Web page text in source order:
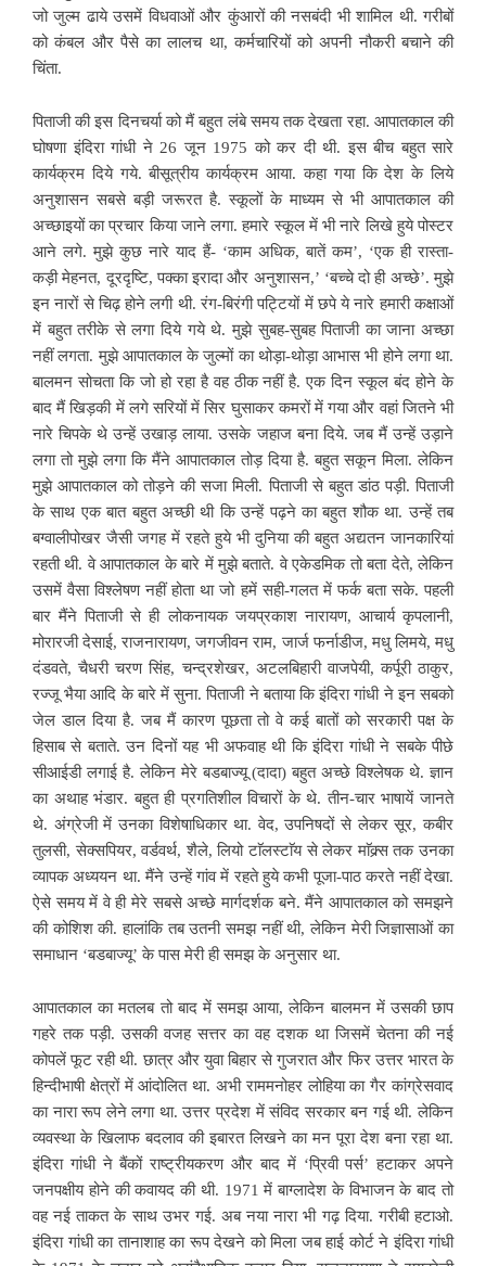
जो जुल्म ढाये उसमें विधवाओं और कुंआरों की नसबंदी भी शामिल थी. गरीबों
को कंबल और पैसे का लालच था, कर्मचारियों को अपनी नौकरी बचाने की
चिंता.
पिताजी की इस दिनचर्या को मैं बहुत लंबे समय तक देखता रहा. आपातकाल की
घोषणा इंदिरा गांधी ने 26 जून 1975 को कर दी थी. इस बीच बहुत सारे
कार्यक्रम दिये गये. बीसूत्रीय कार्यक्रम आया. कहा गया कि देश के लिये
अनुशासन सबसे बड़ी जरूरत है. स्कूलों के माध्यम से भी आपातकाल की
अच्छाइयों का प्रचार किया जाने लगा. हमारे स्कूल में भी नारे लिखे हुये पोस्टर
आने लगे. मुझे कुछ नारे याद हैं- ‘काम अधिक, बातें कम’, ‘एक ही रास्ता-
कड़ी मेहनत, दूरदृष्टि, पक्का इरादा और अनुशासन,’ ‘बच्चे दो ही अच्छे’. मुझे
इन नारों से चिढ़ होने लगी थी. रंग-बिरंगी पट्टियों में छपे ये नारे हमारी कक्षाओं
में बहुत तरीके से लगा दिये गये थे. मुझे सुबह-सुबह पिताजी का जाना अच्छा
नहीं लगता. मुझे आपातकाल के जुल्मों का थोड़ा-थोड़ा आभास भी होने लगा था.
बालमन सोचता कि जो हो रहा है वह ठीक नहीं है. एक दिन स्कूल बंद होने के
बाद मैं खिड़की में लगे सरियों में सिर घुसाकर कमरों में गया और वहां जितने भी
नारे चिपके थे उन्हें उखाड़ लाया. उसके जहाज बना दिये. जब मैं उन्हें उड़ाने
लगा तो मुझे लगा कि मैंने आपातकाल तोड़ दिया है. बहुत सकून मिला. लेकिन
मुझे आपातकाल को तोड़ने की सजा मिली. पिताजी से बहुत डांठ पड़ी. पिताजी
के साथ एक बात बहुत अच्छी थी कि उन्हें पढ़ने का बहुत शौक था. उन्हें तब
बग्वालीपोखर जैसी जगह में रहते हुये भी दुनिया की बहुत अद्यतन जानकारियां
रहती थी. वे आपातकाल के बारे में मुझे बताते. वे एकेडमिक तो बता देते, लेकिन
उसमें वैसा विश्लेषण नहीं होता था जो हमें सही-गलत में फर्क बता सके. पहली
बार मैंने पिताजी से ही लोकनायक जयप्रकाश नारायण, आचार्य कृपलानी,
मोरारजी देसाई, राजनारायण, जगजीवन राम, जार्ज फर्नाडीज, मधु लिमये, मधु
दंडवते, चैधरी चरण सिंह, चन्द्रशेखर, अटलबिहारी वाजपेयी, कर्पूरी ठाकुर,
रज्जू भैया आदि के बारे में सुना. पिताजी ने बताया कि इंदिरा गांधी ने इन सबको
जेल डाल दिया है. जब मैं कारण पूछता तो वे कई बातों को सरकारी पक्ष के
हिसाब से बताते. उन दिनों यह भी अफवाह थी कि इंदिरा गांधी ने सबके पीछे
सीआईडी लगाई है. लेकिन मेरे बडबाज्यू (दादा) बहुत अच्छे विश्लेषक थे. ज्ञान
का अथाह भंडार. बहुत ही प्रगतिशील विचारों के थे. तीन-चार भाषायें जानते
थे. अंग्रेजी में उनका विशेषाधिकार था. वेद, उपनिषदों से लेकर सूर, कबीर
तुलसी, सेक्सपियर, वर्डवर्थ, शैले, लियो टाॅलस्टाॅय से लेकर माॅक्र्स तक उनका
व्यापक अध्ययन था. मैंने उन्हें गांव में रहते हुये कभी पूजा-पाठ करते नहीं देखा.
ऐसे समय में वे ही मेरे सबसे अच्छे मार्गदर्शक बने. मैंने आपातकाल को समझने
की कोशिश की. हालांकि तब उतनी समझ नहीं थी, लेकिन मेरी जिज्ञासाओं का
समाधान ‘बडबाज्यू’ के पास मेरी ही समझ के अनुसार था.
आपातकाल का मतलब तो बाद में समझ आया, लेकिन बालमन में उसकी छाप
गहरे तक पड़ी. उसकी वजह सत्तर का वह दशक था जिसमें चेतना की नई
कोपलें फूट रही थी. छात्र और युवा बिहार से गुजरात और फिर उत्तर भारत के
हिन्दीभाषी क्षेत्रों में आंदोलित था. अभी राममनोहर लोहिया का गैर कांग्रेसवाद
का नारा रूप लेने लगा था. उत्तर प्रदेश में संविद सरकार बन गई थी. लेकिन
व्यवस्था के खिलाफ बदलाव की इबारत लिखने का मन पूरा देश बना रहा था.
इंदिरा गांधी ने बैंकों राष्ट्रीयकरण और बाद में ‘प्रिवी पर्स’ हटाकर अपने
जनपक्षीय होने की कवायद की थी. 1971 में बाग्लादेश के विभाजन के बाद तो
वह नई ताकत के साथ उभर गई. अब नया नारा भी गढ़ दिया. गरीबी हटाओ.
इंदिरा गांधी का तानाशाह का रूप देखने को मिला जब हाई कोर्ट ने इंदिरा गांधी